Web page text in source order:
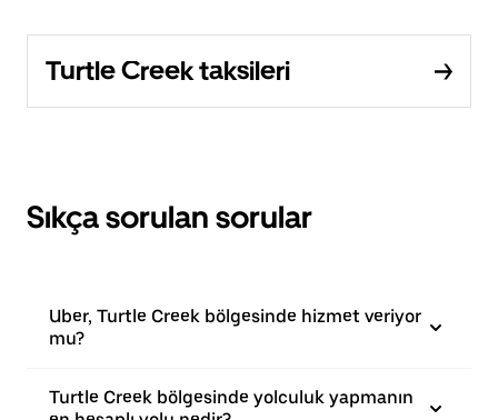
Turtle Creek taksileri
Sıkça sorulan sorular
Uber, Turtle Creek bölgesinde hizmet veriyor
mu?
Turtle Creek bölgesinde yolculuk yapmanın